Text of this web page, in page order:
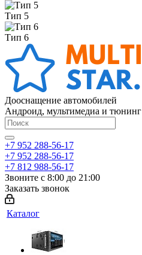
Тип 5
Тип 6
Дооснащение автомобилей
Андроид, мультимедиа и тюнинг
+7 952 288-56-17
+7 952 288-56-17
+7 812 988-56-17
Звоните с 8:00 до 21:00
Заказать звонок
Каталог